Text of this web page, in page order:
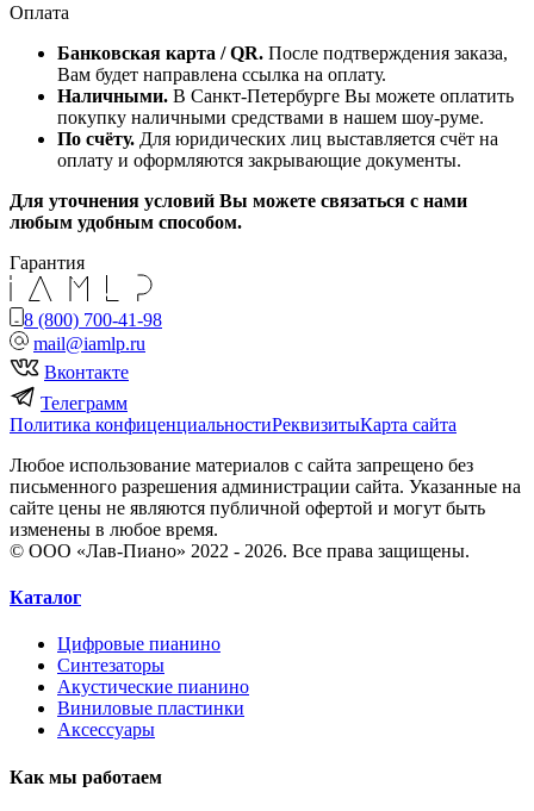
Оплата
Банковская карта / QR. После подтверждения заказа,
Вам будет направлена ссылка на оплату.
Наличными. В Санкт-Петербурге Вы можете оплатить
покупку наличными средствами в нашем шоу-руме.
По счёту. Для юридических лиц выставляется счёт на
оплату и оформляются закрывающие документы.
Для уточнения условий Вы можете связаться с нами
любым удобным способом.
Гарантия
8 (800) 700-41-98
mail@iamlp.ru
Вконтакте
Телеграмм
Политика конфиценциальностиРеквизитыКарта сайта
Любое использование материалов с сайта запрещено без
письменного разрешения администрации сайта. Указанные на
сайте цены не являются публичной офертой и могут быть
изменены в любое время.
© ООО «Лав-Пиано» 2022 - 2026. Все права защищены.
Каталог
Цифровые пианино
Синтезаторы
Акустические пианино
Виниловые пластинки
Аксессуары
Как мы работаем